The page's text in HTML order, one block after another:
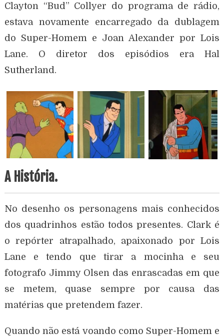
Clayton “Bud” Collyer do programa de rádio,
estava novamente encarregado da dublagem
do Super-Homem e Joan Alexander por Lois
Lane. O diretor dos episódios era Hal
Sutherland.
A História.
No desenho os personagens mais conhecidos
dos quadrinhos estão todos presentes. Clark é
o repórter atrapalhado, apaixonado por Lois
Lane e tendo que tirar a mocinha e seu
fotografo Jimmy Olsen das enrascadas em que
se metem, quase sempre por causa das
matérias que pretendem fazer.
Quando não está voando como Super-Homem e